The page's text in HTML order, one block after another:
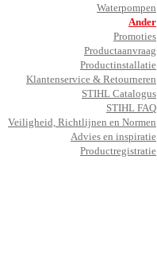
Waterpompen
Ander
Promoties
Productaanvraag
Productinstallatie
Klantenservice & Retourneren
STIHL Catalogus
STIHL FAQ
Veiligheid, Richtlijnen en Normen
Advies en inspiratie
Productregistratie